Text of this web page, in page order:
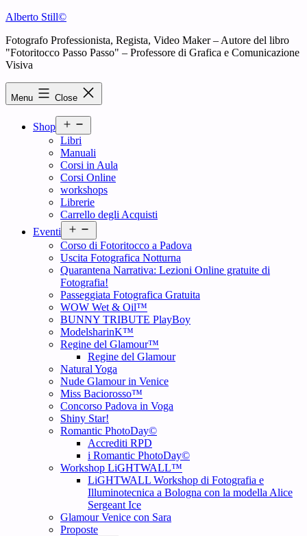
Skip
content
Alberto Still©
Fotografo Professionista, Regista, Video Maker – Autore del libro
"Fotoritocco Passo Passo" – Professore di Grafica e Comunicazione
Visiva
Menu Close
Shop
menu
Libri
Manuali
Corsi in Aula
Corsi Online
workshops
Librerie
Carrello degli Acquisti
Eventi
menu
Corso di Fotoritocco a Padova
Uscita Fotografica Notturna
Quarantena Narrativa: Lezioni Online gratuite di
Fotografia!
Passeggiata Fotografica Gratuita
WOW Wet & Oil™
BUNNY TRIBUTE PlayBoy
ModelsharinK™
Regine del Glamour™
Regine del Glamour
Natural Yoga
Nude Glamour in Venice
Miss Baciorosso™
Concorso Padova in Voga
Shiny Star!
Romantic PhotoDay©
Accrediti RPD
i Romantic PhotoDay©
Workshop LiGHTWALL™
LiGHTWALL Workshop di Fotografia e
Illuminotecnica a Bologna con la modella Alice
Sergeant Ice
Glamour Venice con Sara
Proposte